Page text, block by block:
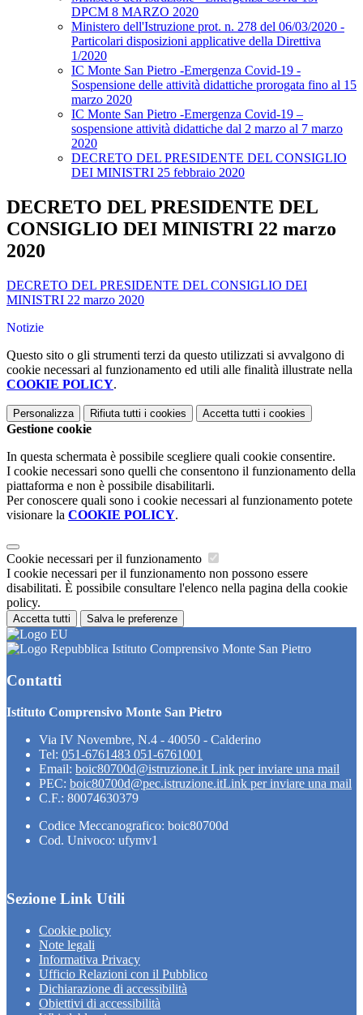
DPCM 8 MARZO 2020
Ministero dell'Istruzione prot. n. 278 del 06/03/2020 -
Particolari disposizioni applicative della Direttiva
1/2020
IC Monte San Pietro -Emergenza Covid-19 -
Sospensione delle attività didattiche prorogata fino al 15
marzo 2020
IC Monte San Pietro -Emergenza Covid-19 –
sospensione attività didattiche dal 2 marzo al 7 marzo
2020
DECRETO DEL PRESIDENTE DEL CONSIGLIO
DEI MINISTRI 25 febbraio 2020
DECRETO DEL PRESIDENTE DEL
CONSIGLIO DEI MINISTRI 22 marzo
2020
DECRETO DEL PRESIDENTE DEL CONSIGLIO DEI
MINISTRI 22 marzo 2020
Notizie
Questo sito o gli strumenti terzi da questo utilizzati si avvalgono di
cookie necessari al funzionamento ed utili alle finalità illustrate nella
COOKIE POLICY.
Personalizza Rifiuta tutti i cookies Accetta tutti i cookies
Gestione cookie
In questa schermata è possibile scegliere quali cookie consentire.
I cookie necessari sono quelli che consentono il funzionamento della
piattaforma e non è possibile disabilitarli.
Per conoscere quali sono i cookie necessari al funzionamento potete
visionare la COOKIE POLICY.
Cookie necessari per il funzionamento
I cookie necessari per il funzionamento non possono essere
disabilitati. È possibile consultare l'elenco nella pagina della cookie
policy.
Accetta tutti Salva le preferenze
Istituto Comprensivo Monte San Pietro
Contatti
Istituto Comprensivo Monte San Pietro
Via IV Novembre, N.4 - 40050 - Calderino
Tel: 051-6761483 051-6761001
Email: boic80700d@istruzione.it Link per inviare una mail
PEC: boic80700d@pec.istruzione.itLink per inviare una mail
C.F.: 80074630379
Codice Meccanografico: boic80700d
Cod. Univoco: ufymv1
Sezione Link Utili
Cookie policy
Note legali
Informativa Privacy
Ufficio Relazioni con il Pubblico
Dichiarazione di accessibilità
Obiettivi di accessibilità